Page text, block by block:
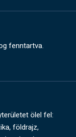
fenntartva.
ölel fel:
földrajz,